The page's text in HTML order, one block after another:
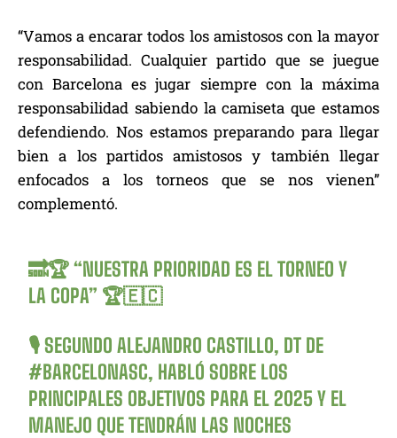
“Vamos a encarar todos los amistosos con la mayor
responsabilidad. Cualquier partido que se juegue
con Barcelona es jugar siempre con la máxima
responsabilidad sabiendo la camiseta que estamos
defendiendo. Nos estamos preparando para llegar
bien a los partidos amistosos y también llegar
enfocados a los torneos que se nos vienen”
complementó.
🔜🏆 “NUESTRA PRIORIDAD ES EL TORNEO Y
LA COPA” 🏆🇪🇨
🎙️ SEGUNDO ALEJANDRO CASTILLO, DT DE
#BARCELONASC, HABLÓ SOBRE LOS
PRINCIPALES OBJETIVOS PARA EL 2025 Y EL
MANEJO QUE TENDRÁN LAS NOCHES